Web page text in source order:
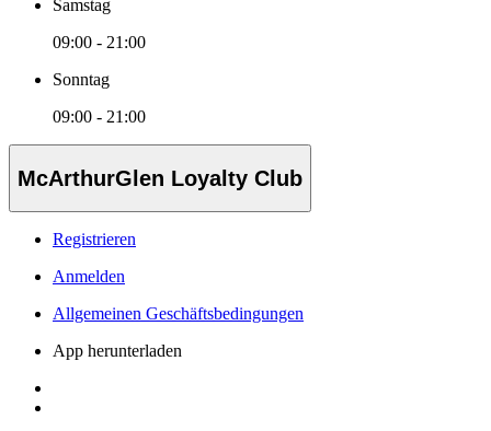
Samstag
09:00 - 21:00
Sonntag
09:00 - 21:00
McArthurGlen Loyalty Club
Registrieren
Anmelden
Allgemeinen Geschäftsbedingungen
App herunterladen